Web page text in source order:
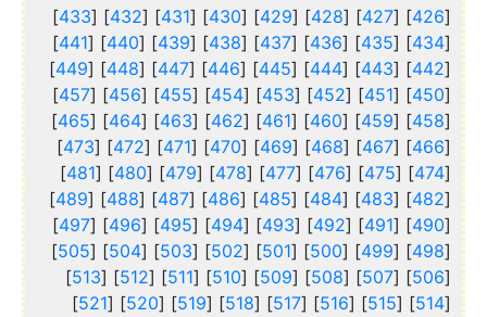
[
426
] [
427
] [
428
] [
429
] [
430
] [
431
] [
432
] [
433
]
[
434
] [
435
] [
436
] [
437
] [
438
] [
439
] [
440
] [
441
]
[
442
] [
443
] [
444
] [
445
] [
446
] [
447
] [
448
] [
449
]
[
450
] [
451
] [
452
] [
453
] [
454
] [
455
] [
456
] [
457
]
[
458
] [
459
] [
460
] [
461
] [
462
] [
463
] [
464
] [
465
]
[
466
] [
467
] [
468
] [
469
] [
470
] [
471
] [
472
] [
473
]
[
474
] [
475
] [
476
] [
477
] [
478
] [
479
] [
480
] [
481
]
[
482
] [
483
] [
484
] [
485
] [
486
] [
487
] [
488
] [
489
]
[
490
] [
491
] [
492
] [
493
] [
494
] [
495
] [
496
] [
497
]
[
498
] [
499
] [
500
] [
501
] [
502
] [
503
] [
504
] [
505
]
[
506
] [
507
] [
508
] [
509
] [
510
] [
511
] [
512
] [
513
]
[
514
] [
515
] [
516
] [
517
] [
518
] [
519
] [
520
] [
521
]